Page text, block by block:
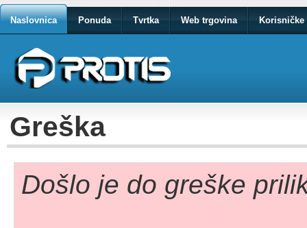
Naslovnica Ponuda Tvrtka Web trgovina Korisničke
Greška
Došlo je do greške